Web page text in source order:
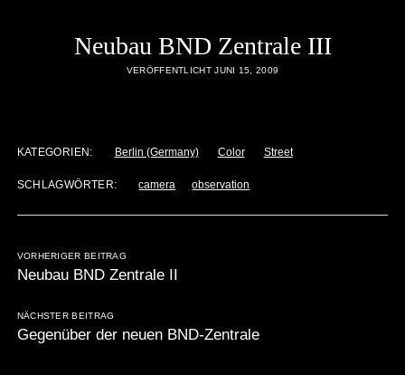
Neubau BND Zentrale III
VERÖFFENTLICHT JUNI 15, 2009
KATEGORIEN: Berlin (Germany) Color Street
SCHLAGWÖRTER: camera observation
VORHERIGER BEITRAG
Neubau BND Zentrale II
NÄCHSTER BEITRAG
Gegenüber der neuen BND-Zentrale